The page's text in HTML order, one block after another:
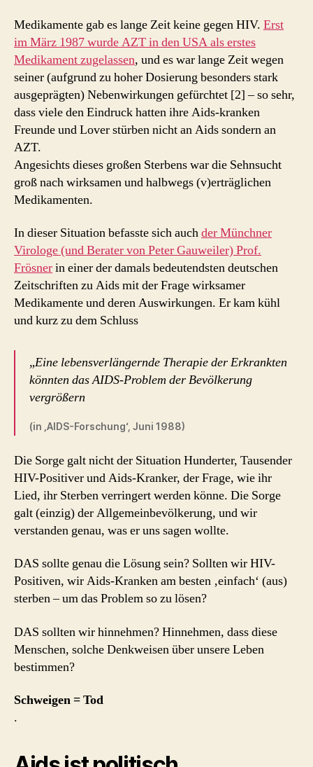
Medikamente gab es lange Zeit keine gegen HIV. Erst
im März 1987 wurde AZT in den USA als erstes
Medikament zugelassen, und es war lange Zeit wegen
seiner (aufgrund zu hoher Dosierung besonders stark
ausgeprägten) Nebenwirkungen gefürchtet [2] – so sehr,
dass viele den Eindruck hatten ihre Aids-kranken
Freunde und Lover stürben nicht an Aids sondern an
AZT.
Angesichts dieses großen Sterbens war die Sehnsucht
groß nach wirksamen und halbwegs (v)erträglichen
Medikamenten.
In dieser Situation befasste sich auchder Münchner
Virologe (und Berater von Peter Gauweiler) Prof.
Frösnerin einer der damals bedeutendsten deutschen
Zeitschriften zu Aids mit der Frage wirksamer
Medikamente und deren Auswirkungen. Er kam kühl
und kurz zu dem Schluss
„Eine lebensverlängernde Therapie der Erkrankten
könnten das AIDS-Problem der Bevölkerung
vergrößern
(in ‚AIDS-Forschung‘, Juni 1988)
Die Sorge galt nicht der Situation Hunderter, Tausender
HIV-Positiver und Aids-Kranker, der Frage, wie ihr
Lied, ihr Sterben verringert werden könne. Die Sorge
galt (einzig) der Allgemeinbevölkerung, und wir
verstanden genau, was er uns sagen wollte.
DAS sollte genau die Lösung sein? Sollten wir HIV-
Positiven, wir Aids-Kranken am besten ‚einfach‘ (aus)
sterben – um das Problem so zu lösen?
DAS sollten wir hinnehmen? Hinnehmen, dass diese
Menschen, solche Denkweisen über unsere Leben
bestimmen?
Schweigen = Tod
.